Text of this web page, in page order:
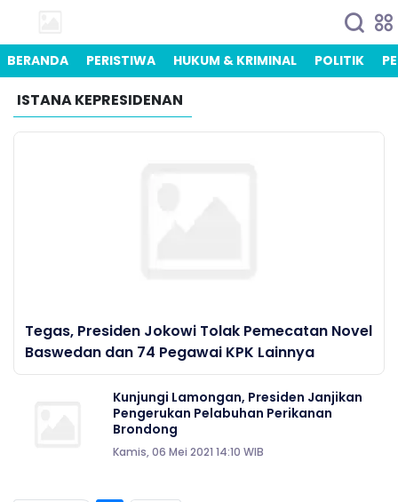
BERANDA PERISTIWA HUKUM & KRIMINAL POLITIK
ISTANA KEPRESIDENAN
Tegas, Presiden Jokowi Tolak Pemecatan Novel
Baswedan dan 74 Pegawai KPK Lainnya
Kunjungi Lamongan, Presiden Janjikan
Pengerukan Pelabuhan Perikanan
Brondong
Kamis, 06 Mei 2021 14:10 WIB